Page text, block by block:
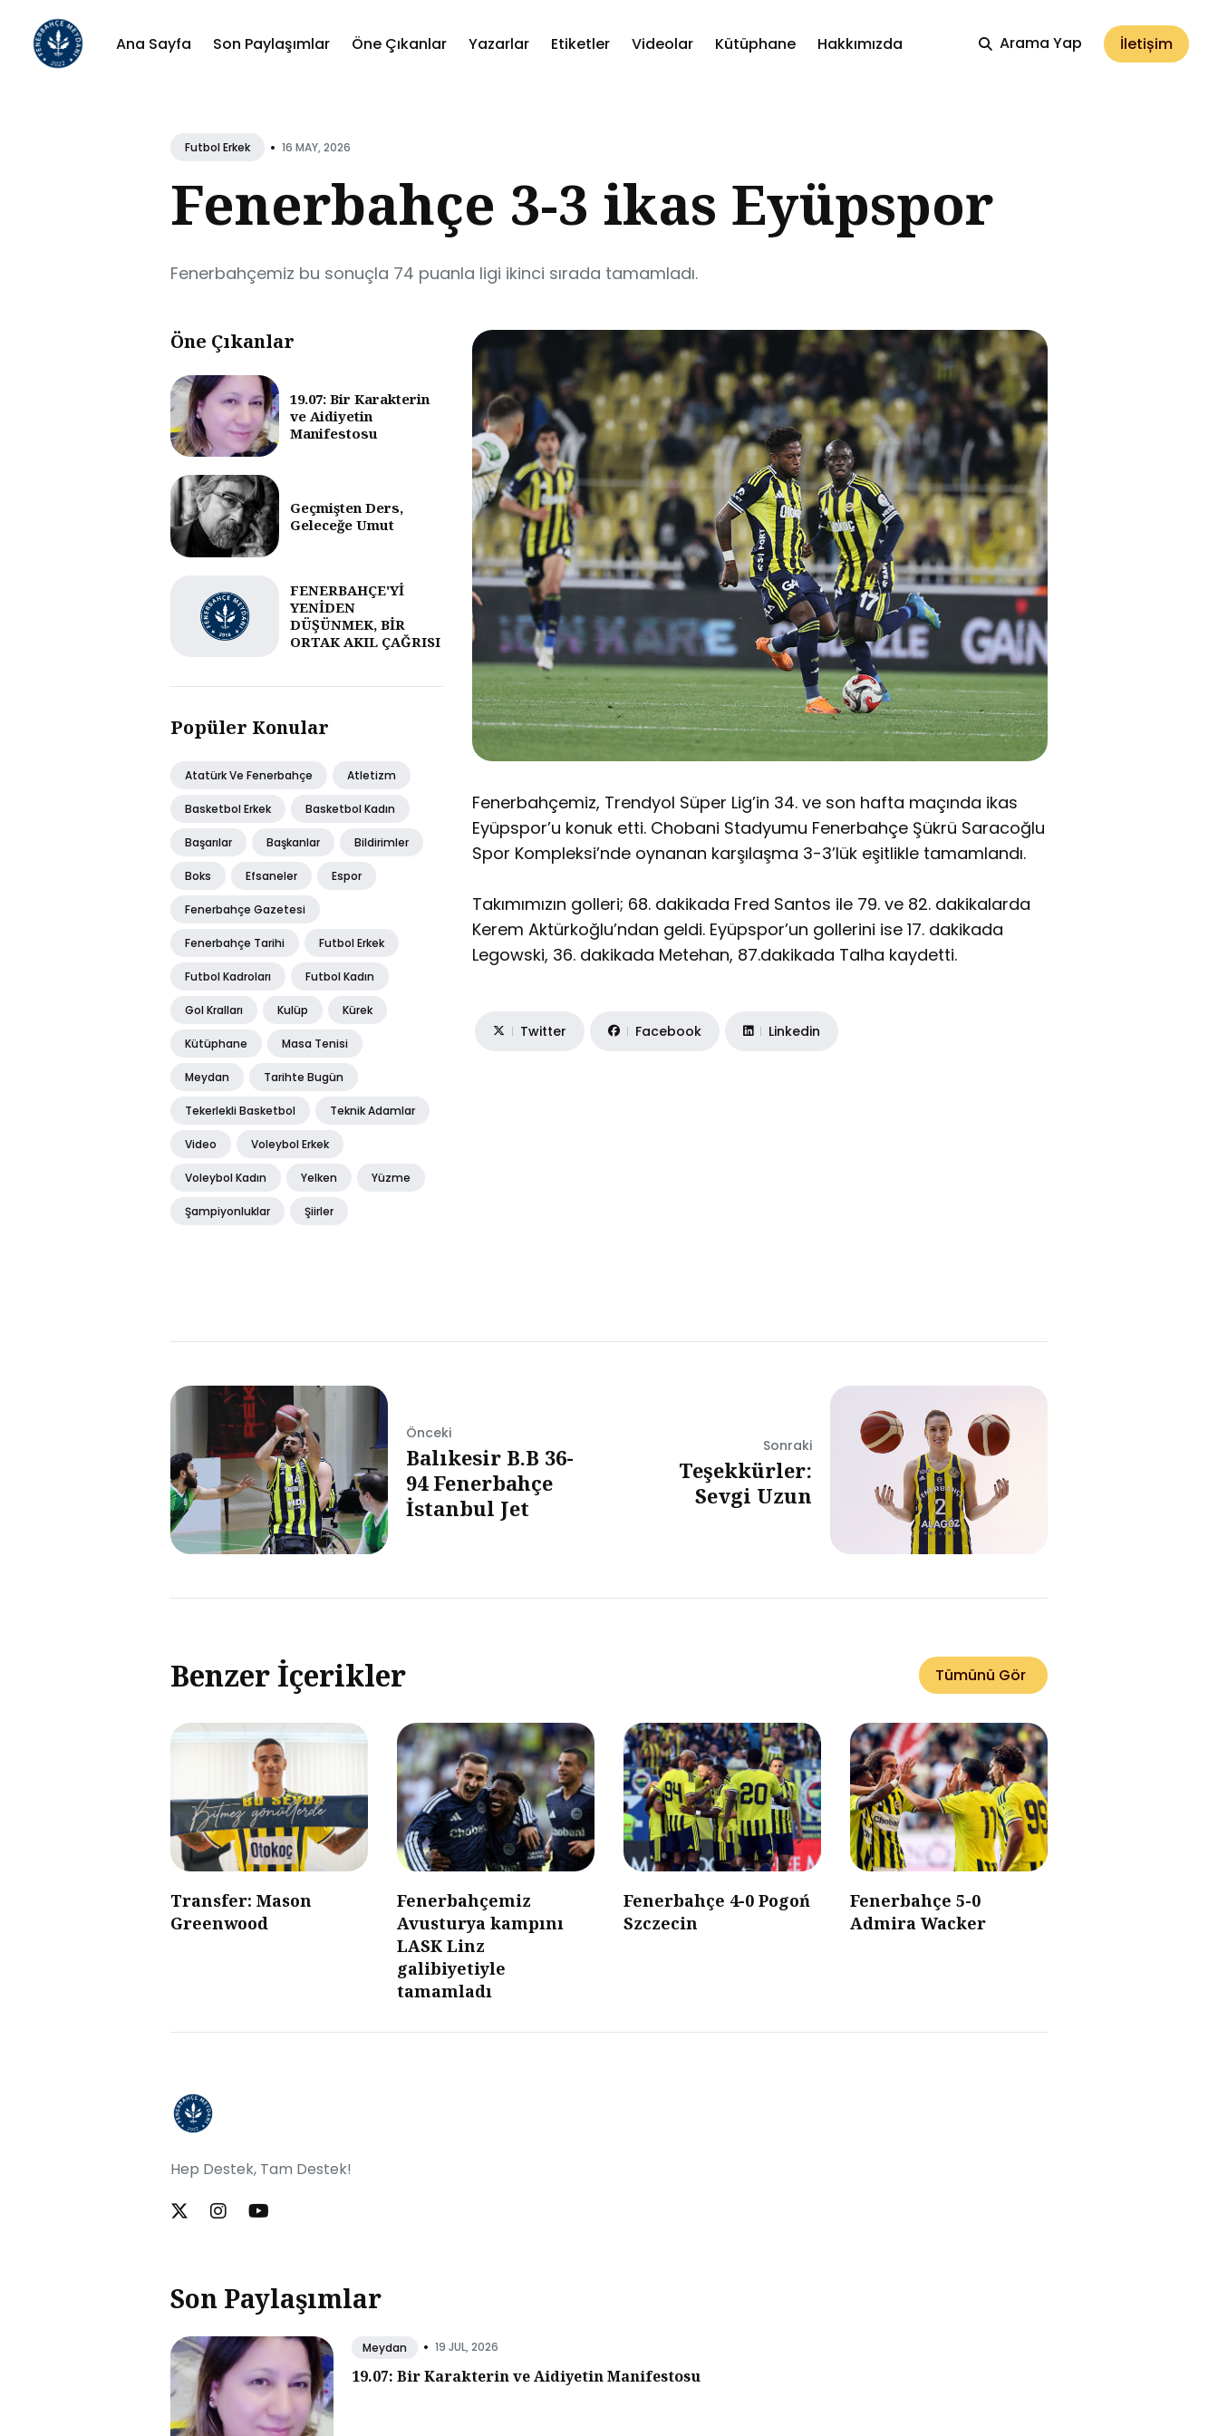
Ana Sayfa Son Paylaşımlar Öne Çıkanlar Yazarlar Etiketler Videolar Kütüphane Hakkımızda Arama Yap İletișim
Futbol Erkek • 16 MAY, 2026
Fenerbahçe 3-3 ikas Eyüpspor
Fenerbahçemiz bu sonuçla 74 puanla ligi ikinci sırada tamamladı.
Öne Çıkanlar
19.07: Bir Karakterin
ve Aidiyetin
Manifestosu
Geçmişten Ders,
Geleceğe Umut
FENERBAHÇE'Yİ
YENİDEN
DÜŞÜNMEK, BİR
ORTAK AKIL ÇAĞRISI
Popüler Konular
Atatürk Ve Fenerbahçe Atletizm
Basketbol Erkek Basketbol Kadın
Başarılar Başkanlar Bildirimler
Boks Efsaneler Espor
Fenerbahçe Gazetesi
Fenerbahçe Tarihi Futbol Erkek
Futbol Kadroları Futbol Kadın
Gol Kralları Kulüp Kürek
Kütüphane Masa Tenisi
Meydan Tarihte Bugün
Tekerlekli Basketbol Teknik Adamlar
Video Voleybol Erkek
Voleybol Kadın Yelken Yüzme
Şampiyonluklar Şiirler
Fenerbahçemiz, Trendyol Süper Lig’in 34. ve son hafta maçında ikas
Eyüpspor’u konuk etti. Chobani Stadyumu Fenerbahçe Şükrü Saracoğlu
Spor Kompleksi’nde oynanan karşılaşma 3-3’lük eşitlikle tamamlandı.
Takımımızın golleri; 68. dakikada Fred Santos ile 79. ve 82. dakikalarda
Kerem Aktürkoğlu’ndan geldi. Eyüpspor’un gollerini ise 17. dakikada
Legowski, 36. dakikada Metehan, 87.dakikada Talha kaydetti.
Twitter Facebook Linkedin
Önceki
Balıkesir B.B 36-
94 Fenerbahçe
İstanbul Jet
Sonraki
Teşekkürler:
Sevgi Uzun
Benzer İçerikler Tümünü Gör
Transfer: Mason
Greenwood
Fenerbahçemiz
Avusturya kampını
LASK Linz
galibiyetiyle
tamamladı
Fenerbahçe 4-0 Pogoń
Szczecin
Fenerbahçe 5-0
Admira Wacker
Hep Destek, Tam Destek!
Son Paylaşımlar
Meydan • 19 JUL, 2026
19.07: Bir Karakterin ve Aidiyetin Manifestosu